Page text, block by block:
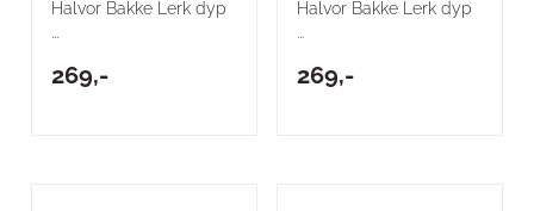
Halvor Bakke Lerk dyp
269,-
Halvor Bakke Lerk dyp
269,-